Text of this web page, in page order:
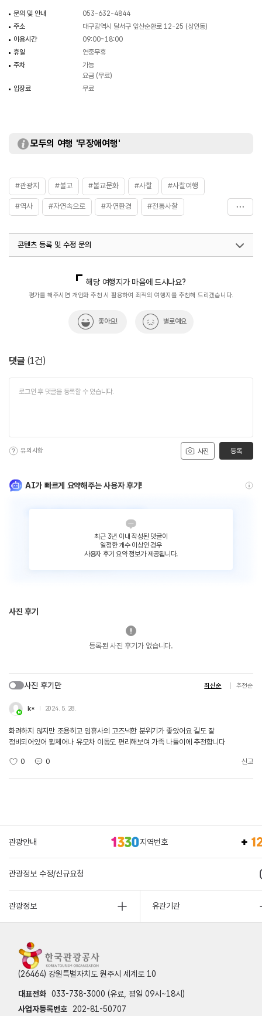
문의 및 안내
053-632-4844
주소
대구광역시 달서구 앞산순환로 12-25 (상인동)
이용시간
09:00~18:00
휴일
연중무휴
주차
가능
요금 (무료)
입장료
무료
모두의 여행 '무장애여행'
#관광지 #불교 #불교문화 #사찰 #사찰여행
#역사 #자연속으로 #자연환경 #전통사찰
#휴식하기 #휴식하기좋은곳
콘텐츠 등록 및 수정 문의
해당 여행지가 마음에 드시나요?
평가를 해주시면 개인화 추천 시 활용하여 최적의 여행지를 추천해 드리겠습니다.
좋아요! 별로예요
댓글 (1건)
사진
유의사항 등록
AI가 빠르게 요약해주는 사용자 후기!
최근 3년 이내 작성된 댓글이
일정한 개수 이상인 경우
사용자 후기 요약 정보가 제공됩니다.
사진 후기
등록된 사진 후기가 없습니다.
사진 후기만 최신순 추천순
k* 2024. 5. 28.
화려하지 않지만 조용히고 임휴사의 고즈넉한 분위기가 좋았어요 길도 잘
정비되어있어 휠체어나 유모차 이동도 편리해보여 가족 나들이에 추천합니다
0 0 신고
관광안내 지역번호
관광정보 수정/신규요청
관광정보 유관기관
(26464) 강원특별자치도 원주시 세계로 10
대표전화 033-738-3000 (유료, 평일 09시~18시)
사업자등록번호
202-81-50707